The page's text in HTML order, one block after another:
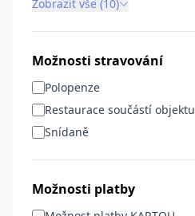
Zobrazit vše (10)
Možnosti stravování
Polopenze
Restaurace součástí objektu
Snídaně
Možnosti platby